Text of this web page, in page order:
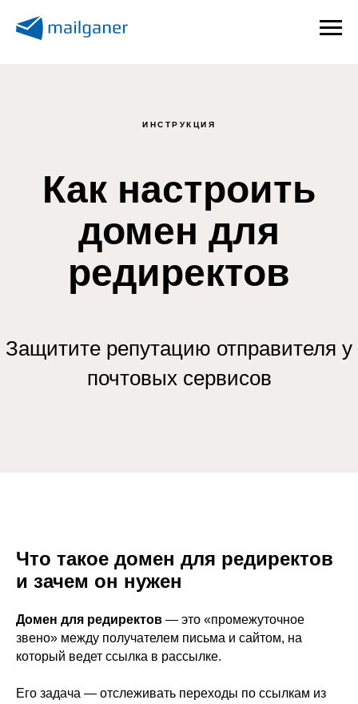
ИНСТРУКЦИЯ
Как настроить
домен для
редиректов
Защитите репутацию отправителя у
почтовых сервисов
Что такое домен для редиректов
и зачем он нужен
Домен для редиректов — это «промежуточное
звено» между получателем письма и сайтом, на
который ведет ссылка в рассылке.
Его задача — отслеживать переходы по ссылкам из